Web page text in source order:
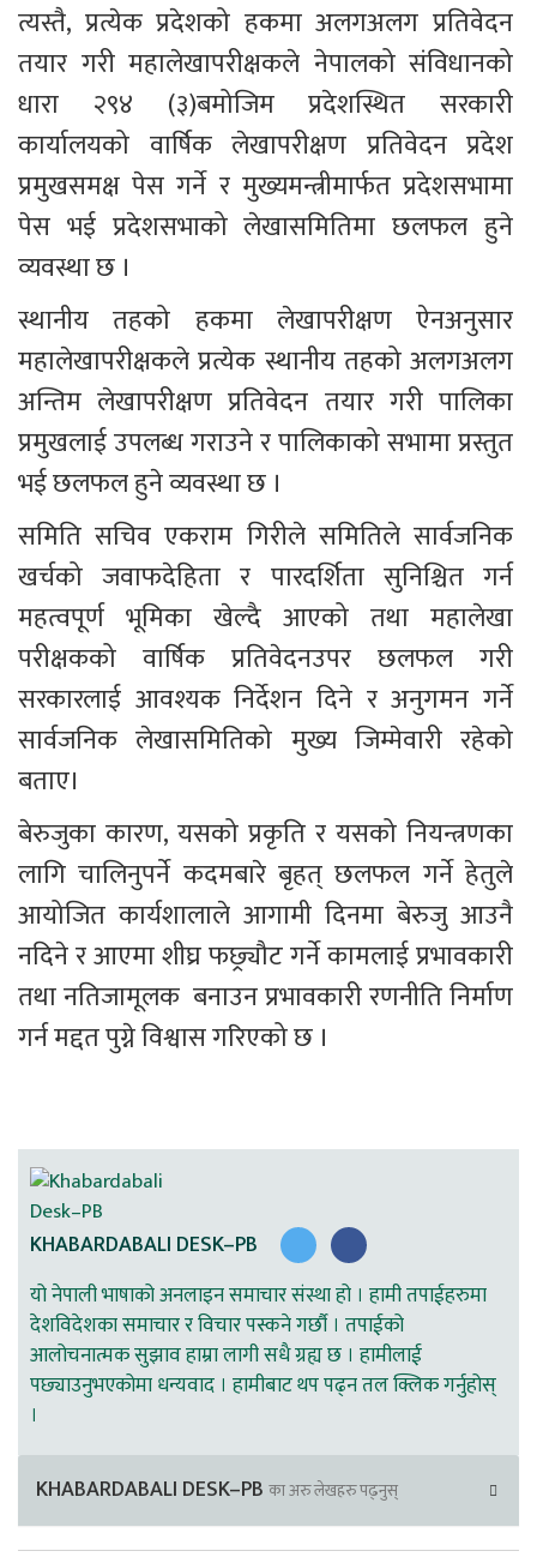
त्यस्तै, प्रत्येक प्रदेशको हकमा अलगअलग प्रतिवेदन
तयार गरी महालेखापरीक्षकले नेपालको संविधानको
धारा २९४ (३)बमोजिम प्रदेशस्थित सरकारी
कार्यालयको वार्षिक लेखापरीक्षण प्रतिवेदन प्रदेश
प्रमुखसमक्ष पेस गर्ने र मुख्यमन्त्रीमार्फत प्रदेशसभामा
पेस भई प्रदेशसभाको लेखासमितिमा छलफल हुने
व्यवस्था छ ।
स्थानीय तहको हकमा लेखापरीक्षण ऐनअनुसार
महालेखापरीक्षकले प्रत्येक स्थानीय तहको अलगअलग
अन्तिम लेखापरीक्षण प्रतिवेदन तयार गरी पालिका
प्रमुखलाई उपलब्ध गराउने र पालिकाको सभामा प्रस्तुत
भई छलफल हुने व्यवस्था छ ।
समिति सचिव एकराम गिरीले समितिले सार्वजनिक
खर्चको जवाफदेहिता र पारदर्शिता सुनिश्चित गर्न
महत्वपूर्ण भूमिका खेल्दै आएको तथा महालेखा
परीक्षकको वार्षिक प्रतिवेदनउपर छलफल गरी
सरकारलाई आवश्यक निर्देशन दिने र अनुगमन गर्ने
सार्वजनिक लेखासमितिको मुख्य जिम्मेवारी रहेको
बताए।
बेरुजुका कारण, यसको प्रकृति र यसको नियन्त्रणका
लागि चालिनुपर्ने कदमबारे बृहत् छलफल गर्ने हेतुले
आयोजित कार्यशालाले आगामी दिनमा बेरुजु आउनै
नदिने र आएमा शीघ्र फछ्र्यौट गर्ने कामलाई प्रभावकारी
तथा नतिजामूलक  बनाउन प्रभावकारी रणनीति निर्माण
गर्न मद्दत पुग्ने विश्वास गरिएको छ ।
KHABARDABALI DESK–PB
यो नेपाली भाषाको अनलाइन समाचार संस्था हो । हामी तपाईहरुमा
देशविदेशका समाचार र विचार पस्कने गर्छौ । तपाईको
आलोचनात्मक सुझाव हाम्रा लागी सधै ग्रह्य छ । हामीलाई
पछ्याउनुभएकोमा धन्यवाद । हामीबाट थप पढ्न तल क्लिक गर्नुहोस्
।
KHABARDABALI DESK–PB का अरु लेखहरु पढ्नुस्